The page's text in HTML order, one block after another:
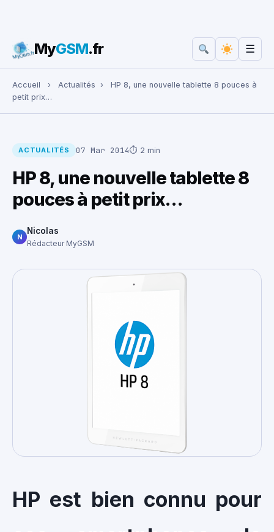
Rechercher :
MyGSM.fr ☰
Accueil › Actualités ›
HP 8, une nouvelle tablette 8 pouces à
petit prix…
ACTUALITÉS 07 Mar 2014⏱ 2 min
HP 8, une nouvelle tablette 8
pouces à petit prix…
N
Nicolas
Rédacteur MyGSM
HP est bien connu pour